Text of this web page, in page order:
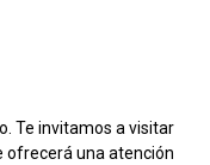
Te invitamos a visitar
ofrecerá una atención